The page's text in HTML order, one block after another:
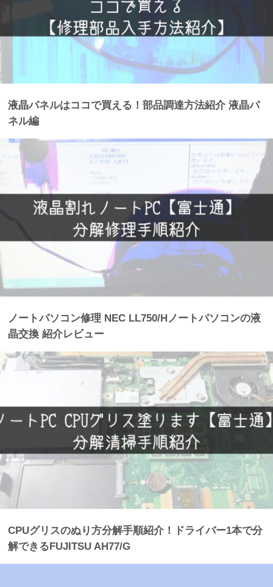
液晶パネルはココで買える！部品調達方法紹介 液晶パ
ネル編
ノートパソコン修理 NEC LL750/Hノートパソコンの液
晶交換 紹介レビュー
CPUグリスのぬり方分解手順紹介！ドライバー1本で分
解できるFUJITSU AH77/G